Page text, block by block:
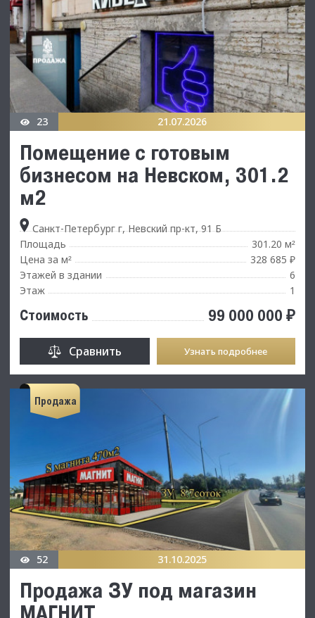
23 21.07.2026
Помещение с готовым
бизнесом на Невском, 301.2
м2
Санкт-Петербург г, Невский пр-кт, 91 Б
Площадь
301.20 м²
Цена за м²
328 685 ₽
Этажей в здании
6
Этаж
1
Стоимость 99 000 000 ₽
Сравнить Узнать подробнее
Продажа
52 31.10.2025
Продажа ЗУ под магазин
МАГНИТ